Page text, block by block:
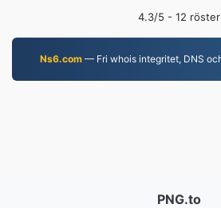
4.3/5 - 12 röster
Ns6.com — Fri whois integritet, DNS
PNG.to